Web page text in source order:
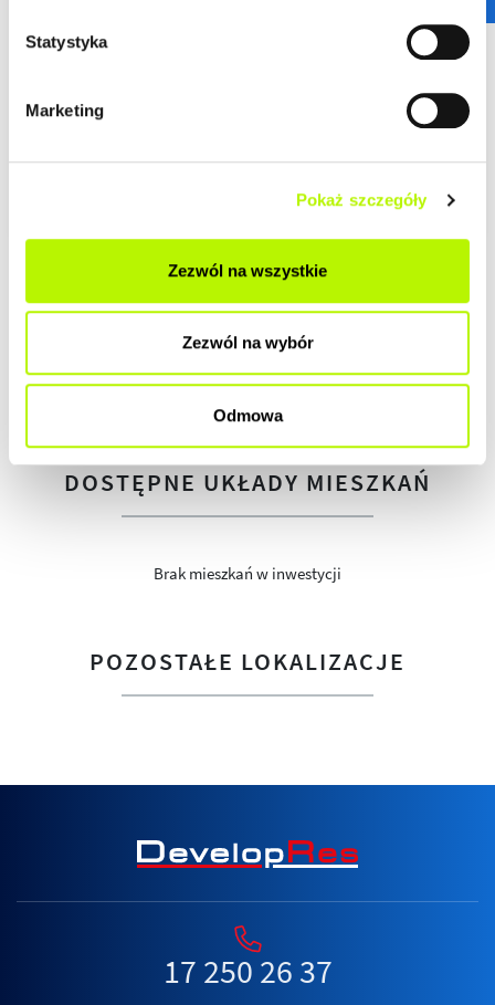
Statystyka
Marketing
Pokaż szczegóły
Zezwól na wszystkie
Zezwól na wybór
Odmowa
DEWELOPERSKI
DO ZAMIESZKANIA
HISTORIA ZMIAN CEN
HISTORIA
DOSTĘPNE UKŁADY MIESZKAŃ
Brak mieszkań w inwestycji
POZOSTAŁE LOKALIZACJE
17 250 26 37